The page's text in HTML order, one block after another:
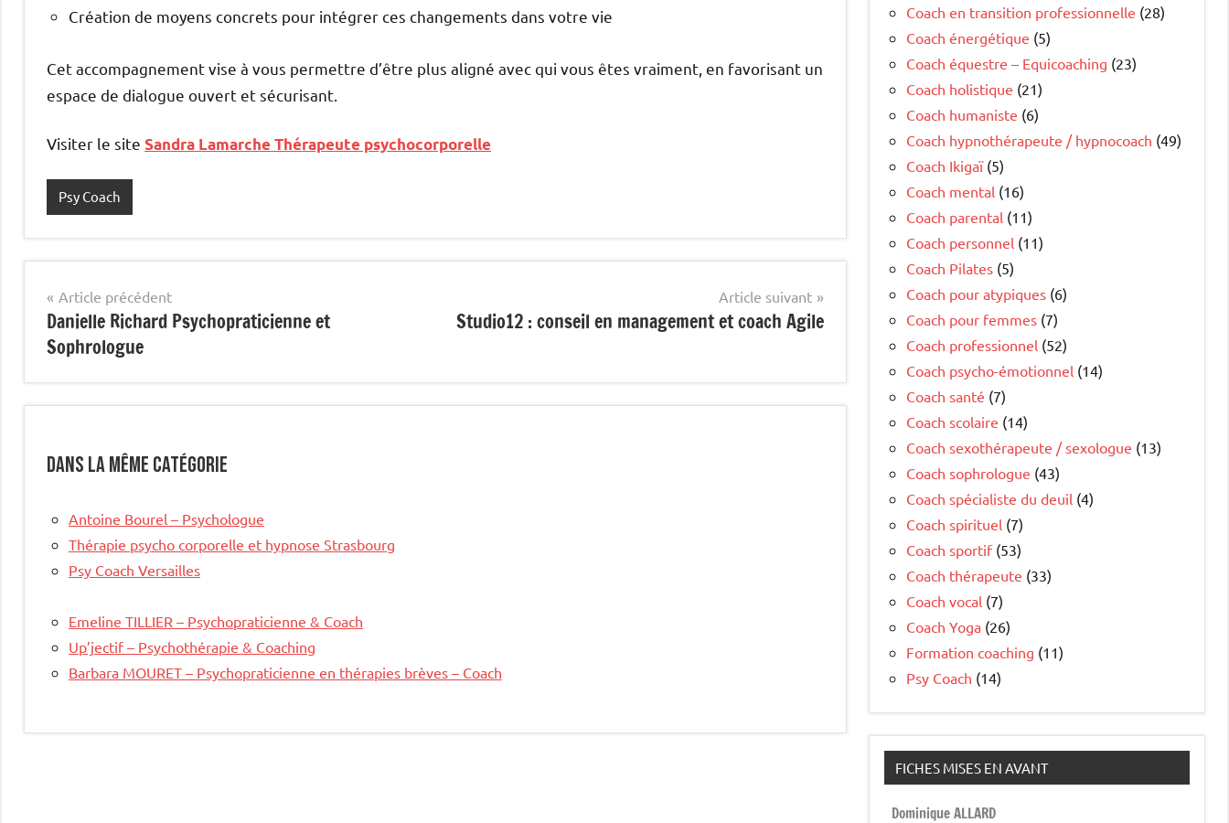
Création de moyens concrets pour intégrer ces changements dans votre vie
Cet accompagnement vise à vous permettre d’être plus aligné avec qui vous êtes vraiment, en favorisant un
espace de dialogue ouvert et sécurisant.
Visiter le site Sandra Lamarche Thérapeute psychocorporelle
Psy Coach
Navigation
de
l’article
Article précédent
Danielle Richard Psychopraticienne et
Sophrologue
Article suivant
Studio12 : conseil en management et coach Agile
Dans la même catégorie
Antoine Bourel – Psychologue
Thérapie psycho corporelle et hypnose Strasbourg
Psy Coach Versailles
Emeline TILLIER – Psychopraticienne & Coach
Up’jectif – Psychothérapie & Coaching
Barbara MOURET – Psychopraticienne en thérapies brèves – Coach
Coach en transition professionnelle (28)
Coach énergétique (5)
Coach équestre – Equicoaching (23)
Coach holistique (21)
Coach humaniste (6)
Coach hypnothérapeute / hypnocoach (49)
Coach Ikigaï(5)
Coach mental (16)
Coach parental (11)
Coach personnel (11)
Coach Pilates (5)
Coach pour atypiques (6)
Coach pour femmes (7)
Coach professionnel (52)
Coach psycho-émotionnel (14)
Coach santé (7)
Coach scolaire (14)
Coach sexothérapeute / sexologue (13)
Coach sophrologue (43)
Coach spécialiste du deuil (4)
Coach spirituel (7)
Coach sportif(53)
Coach thérapeute (33)
Coach vocal (7)
Coach Yoga (26)
Formation coaching (11)
Psy Coach (14)
FICHES MISES EN AVANT
Dominique ALLARD